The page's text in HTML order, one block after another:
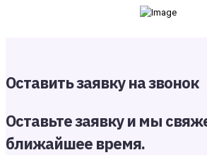
Оставить заявку на звонок
Оставьте заявку и мы
ближайшее время.